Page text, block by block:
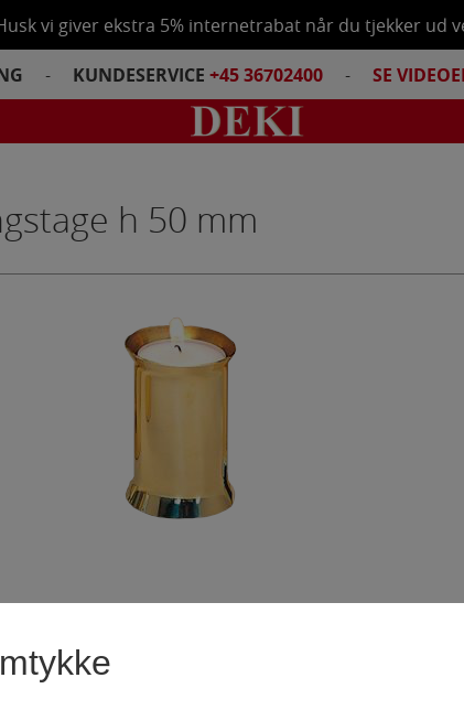
vi giver ekstra 5% internetrabat når du tjekker ud
- KUNDESERVICE +45 36702400 - SE
h 50 mm